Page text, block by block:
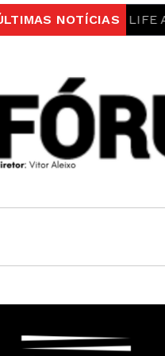
NOTÍCIAS
LIFE Alnus Taejo